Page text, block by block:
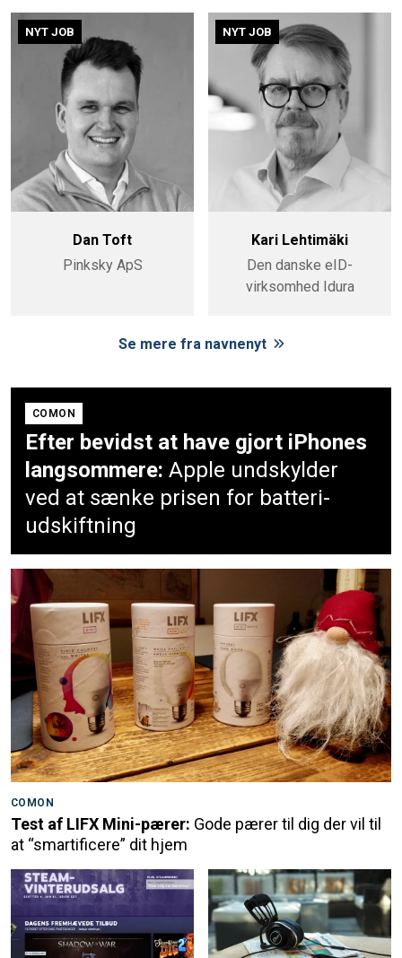
NYT JOB
Dan Toft
Pinksky ApS
NYT JOB
Kari Lehtimäki
Den danske eID-
virksomhed Idura
Se mere fra navnenyt
COMON
Efter bevidst at have gjort iPhones
langsommere: Apple undskylder
ved at sænke prisen for batteri-
udskiftning
COMON
Test af LIFX Mini-pærer: Gode pærer til dig der vil til
at “smartificere” dit hjem